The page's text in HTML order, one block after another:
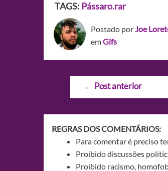
TAGS: Pássaro.rar
Postado porJoe
emGifs
Navegação
← Post anterior
REGRAS DOS COMENTÁRIOS:
Para comentar é preciso
Proibido discussões
Proibido racismo,